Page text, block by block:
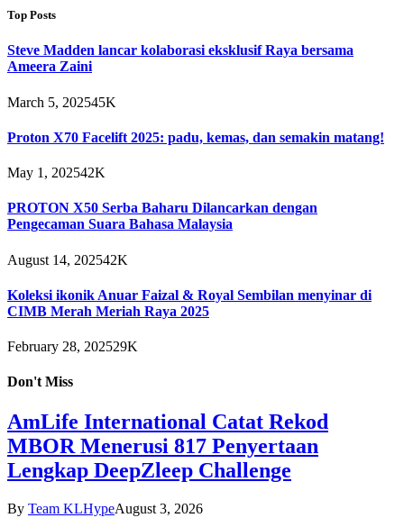
Top Posts
Steve Madden lancar kolaborasi eksklusif Raya bersama
Ameera Zaini
March 5, 202545K
Proton X70 Facelift 2025: padu, kemas, dan semakin matang!
May 1, 202542K
PROTON X50 Serba Baharu Dilancarkan dengan
Pengecaman Suara Bahasa Malaysia
August 14, 202542K
Koleksi ikonik Anuar Faizal & Royal Sembilan menyinar di
CIMB Merah Meriah Raya 2025
February 28, 202529K
Don't Miss
AmLife International Catat Rekod
MBOR Menerusi 817 Penyertaan
Lengkap DeepZleep Challenge
By Team KLHypeAugust 3, 2026